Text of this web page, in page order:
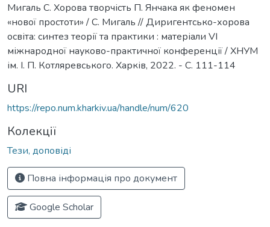
Мигаль С. Хорова творчість П. Янчака як феномен
«нової простоти» / С. Мигаль // Диригентсько-хорова
освіта: синтез теорії та практики : матеріали VІ
міжнародної науково-практичної конференції / ХНУМ
ім. І. П. Котляревського. Харків, 2022. - С. 111-114
URI
https://repo.num.kharkiv.ua/handle/num/620
Колекції
Тези, доповіді
Повна інформація про документ
Google Scholar